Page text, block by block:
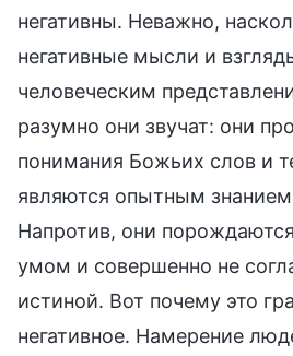
негативны. Неважно,
негативные мысли и
человеческим
разумно они звучат: они
понимания Божьих слов и
являются опытным
Напротив, они
умом и совершенно не
истиной. Вот почему это
негативное. Намерение